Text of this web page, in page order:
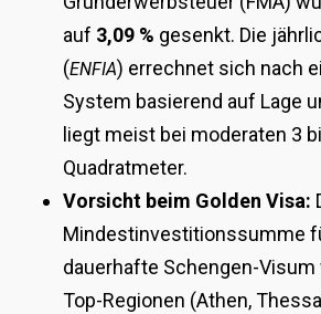
auf 3,09 % gesenkt. Die
(ENFIA) errechnet sich nach
System basierend auf Lage
liegt meist bei moderaten 3
Quadratmeter.
Vorsicht beim Golden Visa:
Mindestinvestitionssumme
dauerhafte Schengen-Visum
Top-Regionen (Athen,